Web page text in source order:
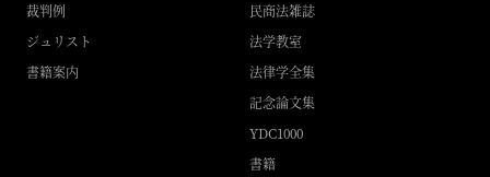
裁判例
ジュリスト
書籍案内
民商法雑誌
法学教室
法律学全集
記念論文集
YDC1000
書籍